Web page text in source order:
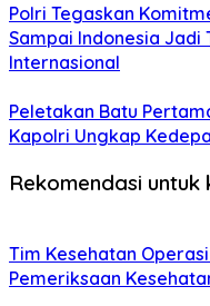
Polri Tegaskan
Sampai Indonesia Jadi
Internasional
Peletakan Batu
Kapolri Ungkap
Rekomendasi untuk
Tim Kesehatan
Pemeriksaan